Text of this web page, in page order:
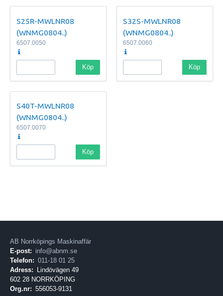
S25R-MWLNR08
(WNMG0804..)
6507.0050
Köp
S32S-MWLNR08
(WNMG0804..)
6507.0060
Köp
S40T-MWLNR08
(WNMG0804..)
6507.0070
Köp
AB Norrköpings Maskinaffär
E-post: info@abnm.se
Telefon: 011-18 01 25
Adress:
Lindövägen 49
602 28 NORRKÖPING
Org.nr: 556053-9131